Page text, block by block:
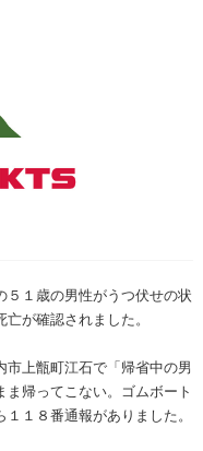
５１歳の男性がうつ伏せの状
が確認されました。
上甑町江石で「帰省中の男
帰ってこない。ゴムボート
１８番通報がありました。